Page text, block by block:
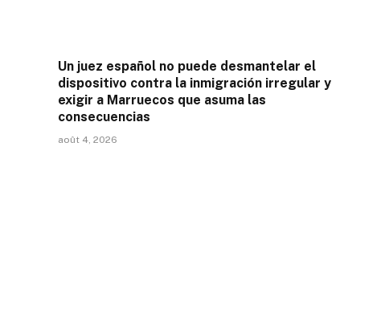
Un juez español no puede desmantelar el
dispositivo contra la inmigración irregular y
exigir a Marruecos que asuma las
consecuencias
août 4, 2026